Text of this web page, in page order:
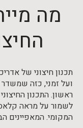
מה
תכנון חיצוני של
ועל זמני, כזה
ראשון. התכנון
לשמור על מראה
המקומי. המאפיינים